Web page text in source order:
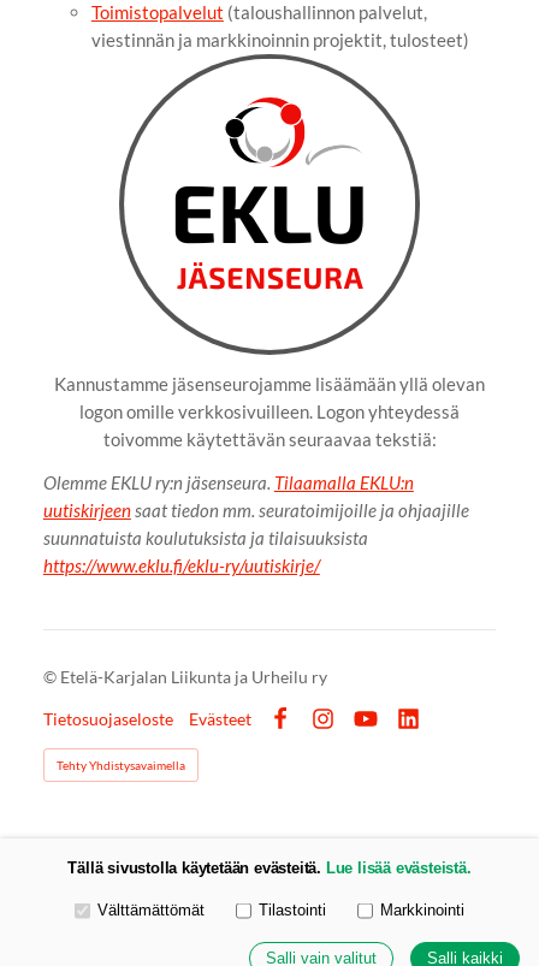
Kannustamme jäsenseurojamme lisäämään yllä olevan
logon omille verkkosivuilleen. Logon yhteydessä
toivomme käytettävän seuraavaa tekstiä:
Olemme EKLU ry:n jäsenseura. Tilaamalla EKLU:n
uutiskirjeensaat tiedon mm. seuratoimijoille ja ohjaajille
suunnatuista koulutuksista ja tilaisuuksista
https://www.eklu.fi/eklu-ry/uutiskirje/
Toimistopalvelut (taloushallinnon palvelut,
viestinnän ja markkinoinnin projektit, tulosteet)
© Etelä-Karjalan Liikunta ja Urheilu ry
Tietosuojaseloste
Evästeet
Tehty Yhdistysavaimella
Tällä sivustolla käytetään evästeitä. Lue lisää evästeistä.
Valitse käytettävät evästeet
Välttämättömät Tilastointi Markkinointi
Salli vain valitut Salli kaikki